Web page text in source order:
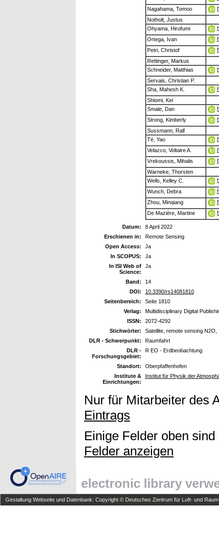
Nagahama, Tomoo
Notholt, Justus
Ohyama, Hirofumi
Ortega, Ivan
Petri, Christof
Rettinger, Markus
Schneider, Matthias
Servais, Christian P.
Sha, Mahesh K.
Shiomi, Kei
Smale, Dan
Strong, Kimberly
Sussmann, Ralf
Té, Yao
Velazco, Voltaire A.
Vrekoussis, Mihalis
Warneke, Thorsten
Wells, Kelley C.
Wunch, Debra
Zhou, Minqiang
De Mazière, Martine
Datum:
8 April 2022
Erschienen in:
Remote Sensing
Open Access:
Ja
In SCOPUS:
Ja
In ISI Web of
Science:
Ja
Band:
14
DOI:
10.3390/rs14081810
Seitenbereich:
Seite 1810
Verlag:
Multidisciplinary Digital
ISSN:
2072-4292
Stichwörter:
Satellite, remote sensing
DLR - Schwerpunkt:
Raumfahrt
DLR -
Forschungsgebiet:
R EO - Erdbeobachtung
Standort:
Oberpfaffenhofen
Institute &
Einrichtungen:
Institut für Physik der
Nur für Mitarbeiter des
Eintrags
Einige Felder oben
Felder anzeigen
electronic library
Gestaltung Webseite und Datenbank: Copyright © Deutsches Zentrum für Luft- und